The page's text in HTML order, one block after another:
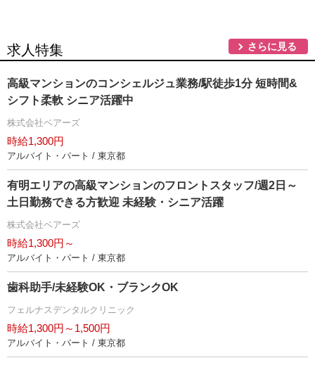
求人特集 さらに見る
高級マンションのコンシェルジュ業務/駅徒歩1分 短時間&
シフト柔軟 シニア活躍中
株式会社ベアーズ
時給1,300円
アルバイト・パート / 東京都
有明エリアの⾼級マンションのフロントスタッフ/週2日～
土日勤務できる方歓迎 未経験・シニア活躍
株式会社ベアーズ
時給1,300円～
アルバイト・パート / 東京都
歯科助手/未経験OK・ブランクOK
フェルナスデンタルクリニック
時給1,300円～1,500円
アルバイト・パート / 東京都